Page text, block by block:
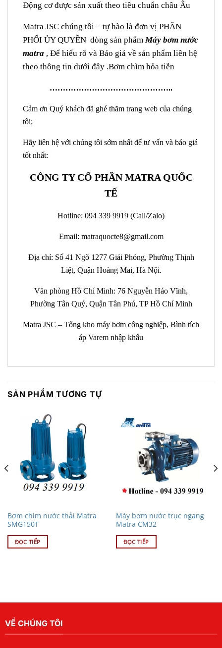
Động cơ được sản xuất theo tiêu chuẩn châu Âu
Matra JSC chúng tôi – tự hào là đơn vị PHÂN
PHỐI ỦY QUYỀN dòng sản phẩmMáy bơm nước
matra , Để hiểu rõ và Báo giá về sản phẩm liên hệ
theo thông tin dưới đây .Bơm chìm hỏa tiễn
………………………………………..
Cảm ơn Quý khách đã ghé thăm trang web của chúng
tôi;
Hãy liên hệ với chúng tôi sớm nhất để tư vấn và báo giá
tốt nhất:
CÔNG TY CỔ PHẦN MATRA QUỐC
TẾ
Hotline: 094 339 9919 (Call/Zalo)
Email: matraquocte8@gmail.com
Địa chỉ: Số 41 Ngõ 1277 Giải Phóng, Phường Thịnh
Liệt, Quận Hoàng Mai, Hà Nội.
Văn phòng Hồ Chí Minh: 76 Nguyễn Háo Vĩnh,
Phường Tân Quý, Quận Tân Phú, TP Hồ Chí Minh
Matra JSC – Tổng kho máy bơm công nghiệp, Bình tích
áp Varem nhập khẩu
SẢN PHẨM TƯƠNG TỰ
Bơm chìm nước thải Matra
SMG150T
ĐỌC TIẾP
Máy bơm nước trục ngang
Matra CM32
ĐỌC TIẾP
VỀ CHÚNG TÔI